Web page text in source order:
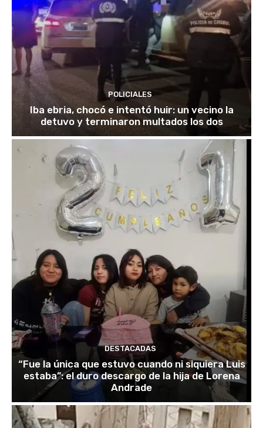
POLICIALES
Iba ebria, chocó e intentó huir: un vecino la
detuvo y terminaron multados los dos
DESTACADAS
“Fue la única que estuvo cuando ni siquiera Luis
estaba”: el duro descargo de la hija de Lorena
Andrade